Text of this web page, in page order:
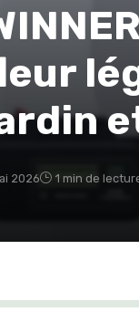
2026 1 min de